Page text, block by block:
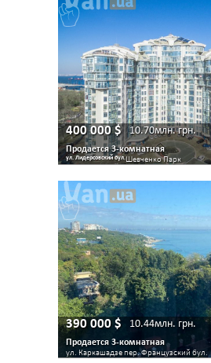
400 000$ 10.70млн.грн.
Продается 3-комнатная
ул. Лидерсовский бул. Шевченко Парк
390 000 $ 10.44млн. грн.
Продается 3-комнатная
ул. Каркашадзе пер.Французский бул.